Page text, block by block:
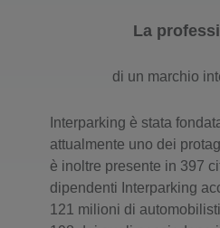
La
di un marchio
Interparking è stata
attualmente uno dei
è inoltre presente in 397
dipendenti Interparking
121 milioni di